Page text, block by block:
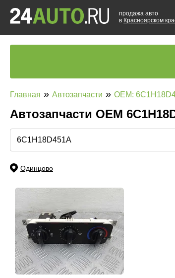
продажа авто
в Красноярском
Главная » Автозапчасти » OEM:
Автозапчасти ОЕМ
Одинцово